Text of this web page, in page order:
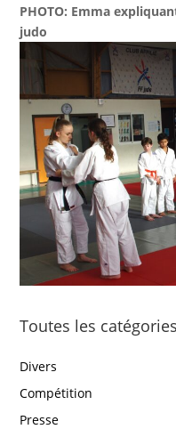
PHOTO: Emma
judo
Toutes les catégories
Divers
Compétition
Presse